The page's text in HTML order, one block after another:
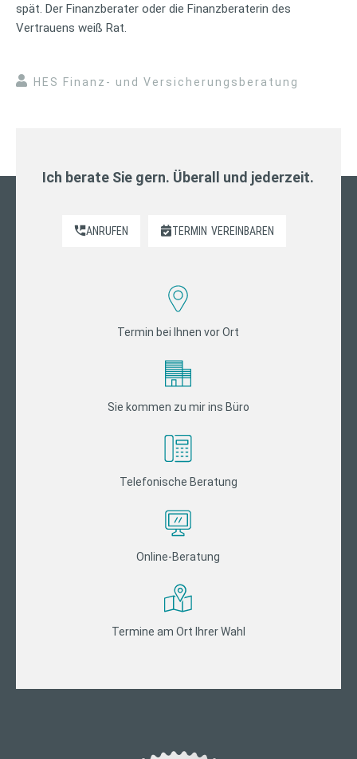
spät. Der Finanzberater oder die Finanzberaterin des
Vertrauens weiß Rat.
HES Finanz- und Versicherungsberatung
Ich berate Sie gern. Überall und jederzeit.
ANRUFEN TERMIN VEREINBAREN
Termin bei Ihnen vor Ort
Sie kommen zu mir ins Büro
Telefonische Beratung
Online-Beratung
Termine am Ort Ihrer Wahl